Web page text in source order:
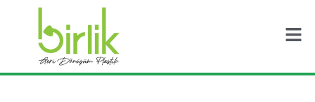
content
Post
navigation